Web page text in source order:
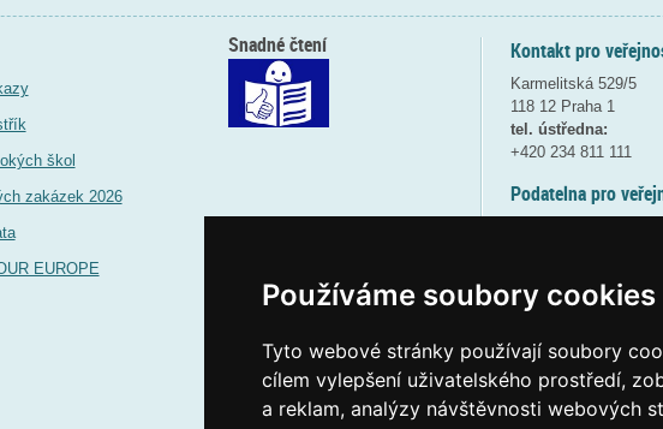
Používáme soubory cookies
Tyto webové stránky používají soubory
cílem vylepšení uživatelského prostředí,
a reklam, analýzy návštěvnosti webových
škol
zakázek 2026
EUROPE
Kontakt pro
Karmelitská 529/5
118 12 Praha 1
tel. ústředna:
+420 234 811 111
Podatelna pro
(více informací
Elektronická
posta@msmtgov cz
Snadné čtení